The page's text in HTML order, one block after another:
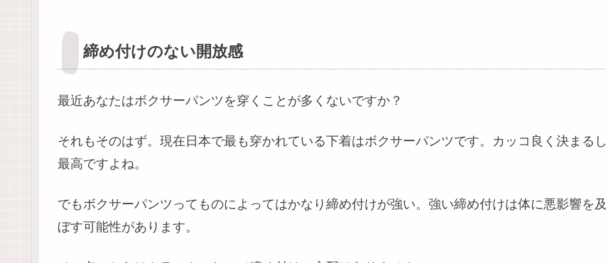
締め付けのない開放感
最近あなたはボクサーパンツを穿くことが多くないですか？
それもそのはず。現在日本で最も穿かれている下着はボクサーパンツです。カッコ良く決まるし
最高ですよね。
でもボクサーパンツってものによってはかなり締め付けが強い。強い締め付けは体に悪影響を及
ぼす可能性があります。